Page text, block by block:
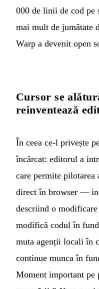
000 de linii de cod pe
mai mult de jumătate
Warp a devenit open
Cursor se
reinventează
În ceea ce-l privește
încărcat: editorul a
care permite
direct în browser —
descriind o
modifică codul în
muta agenții locali în
continue munca în
Moment important pe